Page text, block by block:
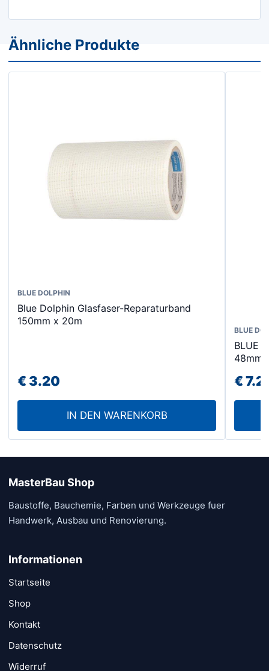
Ähnliche Produkte
BLUE DOLPHIN
Blue Dolphin Glasfaser-Reparaturband
150mm x 20m
€3.20
IN DEN WARENKORB
BLUE
BLUE
€
MasterBau Shop
Baustoffe, Bauchemie, Farben und Werkzeuge fuer
Handwerk, Ausbau und Renovierung.
Informationen
Startseite
Shop
Kontakt
Datenschutz
Widerruf